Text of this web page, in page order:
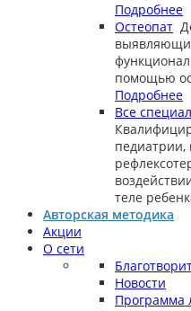
Подробнее
Остеопат
помощью
Подробнее
Все
теле
Авторская методика
Акции
О сети
Новости
Программа